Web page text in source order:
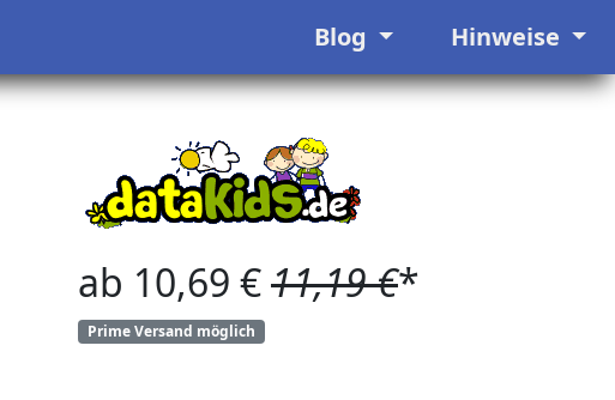
Blog Hinweise
ab 10,69 €11,19 €*
Prime Versand möglich